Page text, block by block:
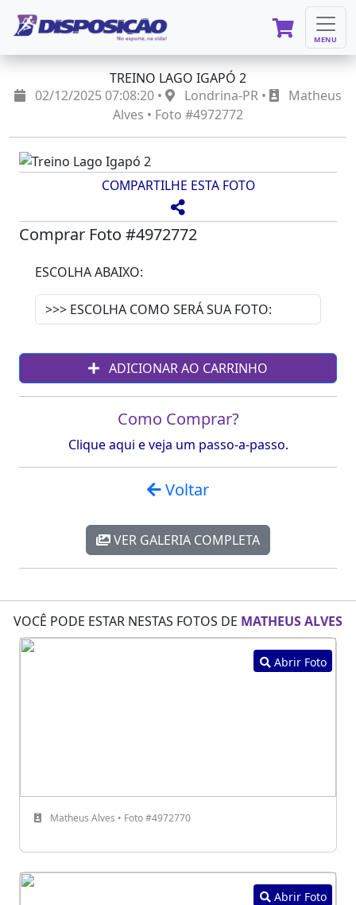
MENU
TREINO LAGO IGAPÓ 2
02/12/2025 07:08:20 •
Londrina-PR •
Matheus
Alves • Foto #4972772
COMPARTILHE ESTA FOTO
Comprar Foto #4972772
ESCOLHA ABAIXO:
ADICIONAR AO CARRINHO
Como Comprar?
Clique aqui e veja um passo-a-passo.
Voltar
VER GALERIA COMPLETA
VOCÊ PODE ESTAR NESTAS FOTOS DE MATHEUS ALVES
Abrir Foto
Matheus Alves • Foto #4972770
Abrir Foto